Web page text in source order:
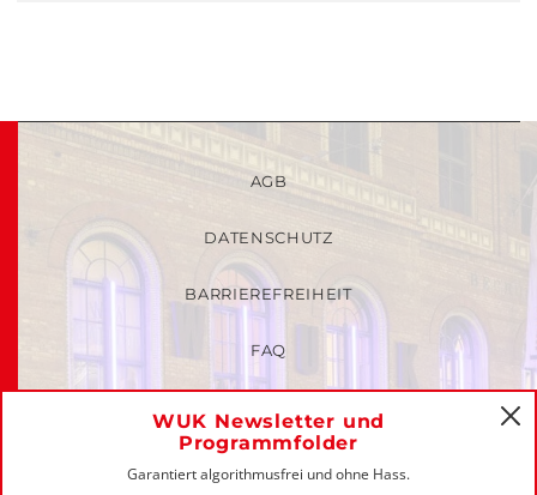
WUK Newsletter und
Programmfolder
Garantiert algorithmusfrei und ohne Hass.
AGB
DATENSCHUTZ
BARRIEREFREIHEIT
FAQ